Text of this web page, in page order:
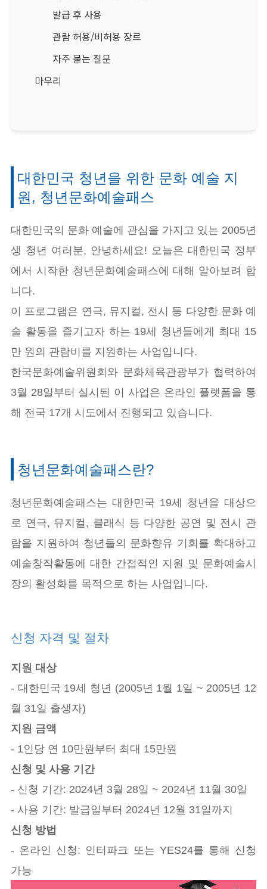
발급 후 사용
관람 허용/비허용 장르
자주 묻는 질문
마무리
대한민국 청년을 위한 문화 예술 지
원, 청년문화예술패스
대한민국의 문화 예술에 관심을 가지고 있는 2005년
생 청년 여러분, 안녕하세요! 오늘은 대한민국 정부
에서 시작한 청년문화예술패스에 대해 알아보려 합
니다.
이 프로그램은 연극, 뮤지컬, 전시 등 다양한 문화 예
술 활동을 즐기고자 하는 19세 청년들에게 최대 15
만 원의 관람비를 지원하는 사업입니다.
한국문화예술위원회와 문화체육관광부가 협력하여
3월 28일부터 실시된 이 사업은 온라인 플랫폼을 통
해 전국 17개 시도에서 진행되고 있습니다.
청년문화예술패스란?
청년문화예술패스는 대한민국 19세 청년을 대상으
로 연극, 뮤지컬, 클래식 등 다양한 공연 및 전시 관
람을 지원하여 청년들의 문화향유 기회를 확대하고
예술창작활동에 대한 간접적인 지원 및 문화예술시
장의 활성화를 목적으로 하는 사업입니다.
신청 자격 및 절차
지원 대상
- 대한민국 19세 청년 (2005년 1월 1일 ~ 2005년 12
월 31일 출생자)
지원 금액
- 1인당 연 10만원부터 최대 15만원
신청 및 사용 기간
- 신청 기간: 2024년 3월 28일 ~ 2024년 11월 30일
- 사용 기간: 발급일부터 2024년 12월 31일까지
신청 방법
- 온라인 신청: 인터파크 또는 YES24를 통해 신청
가능